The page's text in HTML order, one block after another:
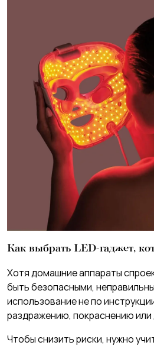
Как выбрать LED-гаджет,
Хотя домашние аппараты
быть безопасными,
использование не по
раздражению, покраснению или
Чтобы снизить риски, нужно